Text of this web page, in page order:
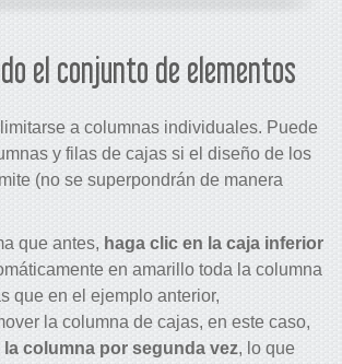
el conjunto de elementos
a columnas individuales. Puede
y filas de cajas si el diseño de los
(no se superpondrán de manera
que antes, haga clic en la caja inferior
en amarillo toda la columna
que en el ejemplo anterior,
la columna de cajas, en este caso,
la columna por segunda vez, lo que